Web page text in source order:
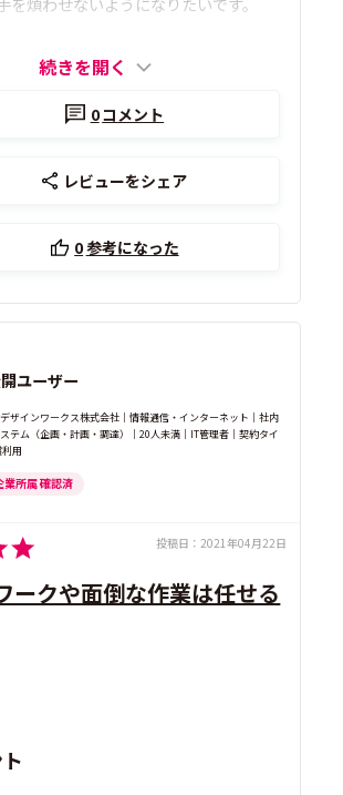
続きを開く
0コメント
レビューをシェア
0参考になった
ユーザー
ザインワークス株式会社｜情報通信・インターネット｜社内
テム（企画・計画・調達）｜20人未満｜IT管理者｜契約タイ
用
業所属 確認済
投稿日： 2021年04月22日
ークや面倒な作業は任せる